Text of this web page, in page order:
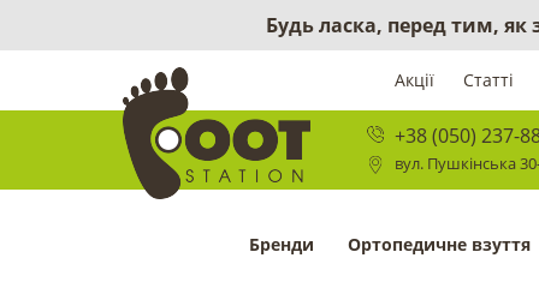
Будь ласка, перед тим, як
Акції Статті
+38 (050) 237-
вул. Пушкінська
Бренди Ортопедичне взуття